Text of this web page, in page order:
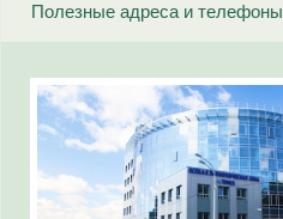
Полезные адреса и телефоны